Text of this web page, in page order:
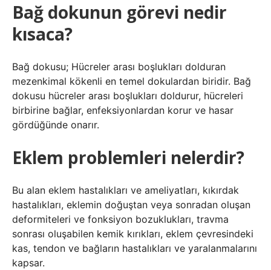
Bağ dokunun görevi nedir
kısaca?
Bağ dokusu; Hücreler arası boşlukları dolduran
mezenkimal kökenli en temel dokulardan biridir. Bağ
dokusu hücreler arası boşlukları doldurur, hücreleri
birbirine bağlar, enfeksiyonlardan korur ve hasar
gördüğünde onarır.
Eklem problemleri nelerdir?
Bu alan eklem hastalıkları ve ameliyatları, kıkırdak
hastalıkları, eklemin doğuştan veya sonradan oluşan
deformiteleri ve fonksiyon bozuklukları, travma
sonrası oluşabilen kemik kırıkları, eklem çevresindeki
kas, tendon ve bağların hastalıkları ve yaralanmalarını
kapsar.